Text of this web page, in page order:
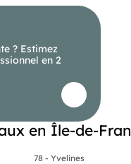
? Estimez
en 2
en Île-de-
78 - Yvelines